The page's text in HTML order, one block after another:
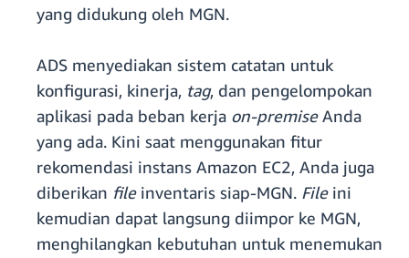
yang didukung oleh MGN.
ADS menyediakan sistem catatan untuk
konfigurasi, kinerja, tag, dan pengelompokan
aplikasi pada beban kerja on-premiseAnda
yang ada. Kini saat menggunakan fitur
rekomendasi instans Amazon EC2, Anda juga
diberikan fileinventaris siap-MGN. Fileini
kemudian dapat langsung diimpor ke MGN,
menghilangkan kebutuhan untuk menemukan